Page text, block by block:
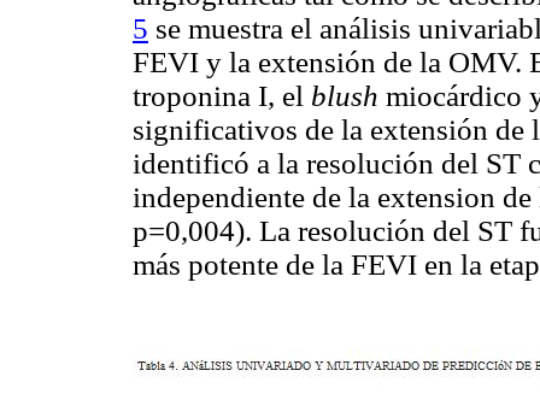
5 se muestra el análisis
FEVI y la extensión de la OMV.
troponina I, el blush miocárdico
significativos de la extensión
identificó a la resolución del ST
independiente de la extension
p=0,004). La resolución del ST
más potente de la FEVI en la